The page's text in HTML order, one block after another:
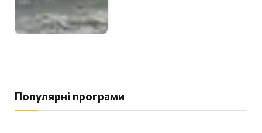
Популярні програми